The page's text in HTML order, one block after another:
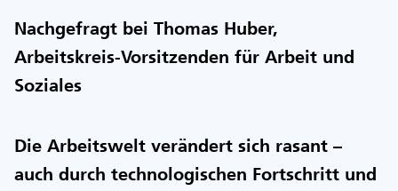
Nachgefragt bei Thomas Huber,
Arbeitskreis-Vorsitzenden für Arbeit und
Soziales
Die Arbeitswelt verändert sich rasant –
auch durch technologischen Fortschritt und